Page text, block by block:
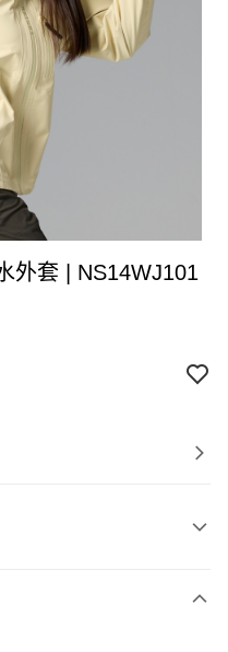
外套 | NS14WJ101